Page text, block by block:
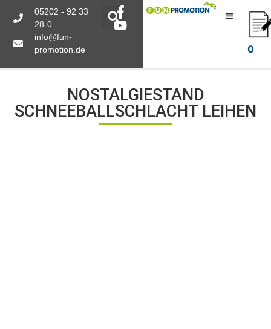
05202 - 92 33
28-0
info@fun-
promotion.de
0
NOSTALGIESTAND
SCHNEEBALLSCHLACHT LEIHEN